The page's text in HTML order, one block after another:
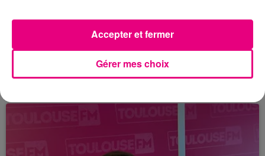
21 juillet 2026
Affaire Jubillar : le procès en appel
reporté au premier semestre 2027
Gérer mes choix
Accepter et fermer